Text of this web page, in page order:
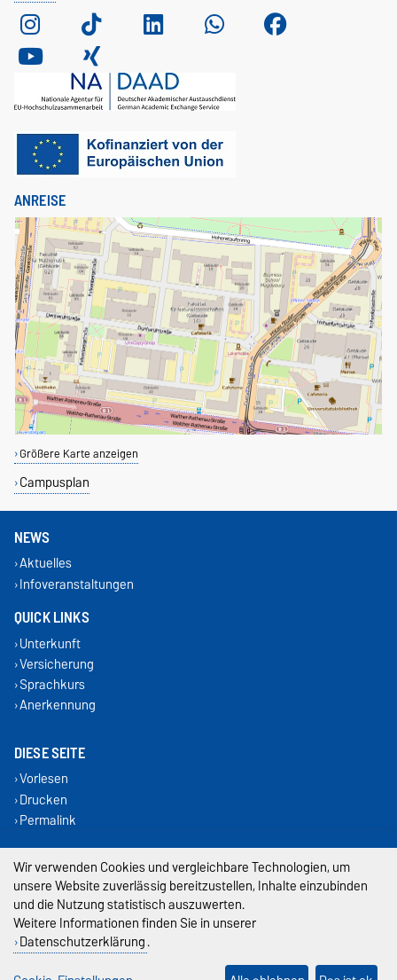
ANREISE
Größere Karte anzeigen
Campusplan
NEWS
Aktuelles
Infoveranstaltungen
QUICK LINKS
Unterkunft
Versicherung
Sprachkurs
Anerkennung
DIESE SEITE
Vorlesen
Drucken
Permalink
Impressum
Datenschutz
Barrierefreiheit
Cookie-Einstellungen
Wir verwenden Cookies und vergleichbare Technologien, um
unsere Website zuverlässig bereitzustellen, Inhalte einzubinden
und die Nutzung statistisch auszuwerten.
Weitere Informationen finden Sie in unserer
Datenschutzerklärung.